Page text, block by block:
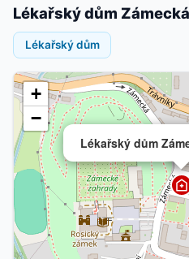
Lékařský dům
Lékařský dům
Lékařský dům
+
−